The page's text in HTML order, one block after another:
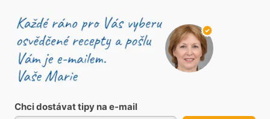
Chci dostávat tipy na e-mail